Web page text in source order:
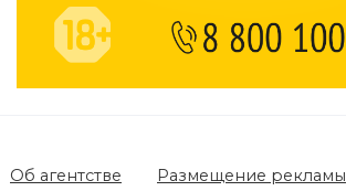
Об агентстве Размещение рекламы